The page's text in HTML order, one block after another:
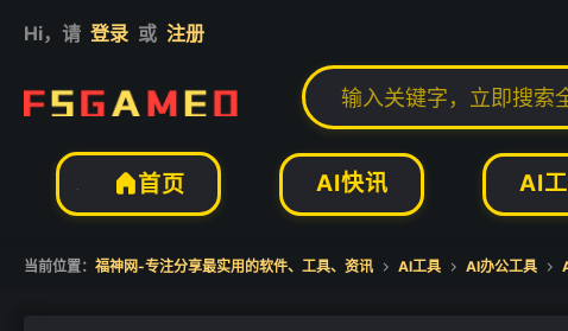
首页 AI快讯 AI
Hi，请 登录 或 注册
当前位置： 福神网-专注分享最实用的软件、工具、资讯  AI工具  AI办公工具 